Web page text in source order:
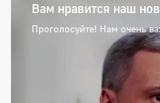
Вам нравится наш
Проголосуйте! Нам очень